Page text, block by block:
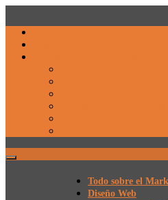
Todo sobre el
Diseño Web